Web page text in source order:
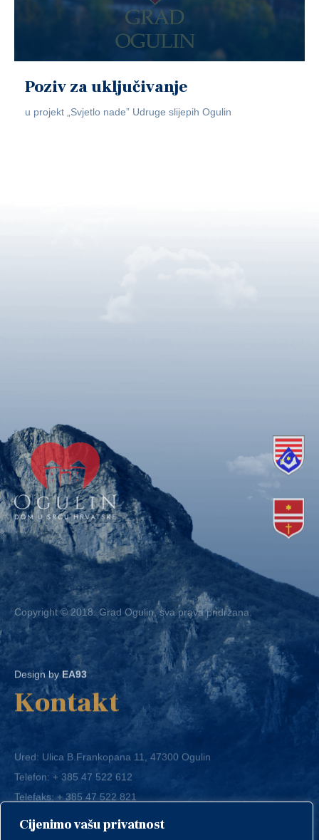
Cijenimo vašu privatnost
Poziv za uključivanje
u projekt „Svjetlo nade” Udruge slijepih Ogulin
Copyright © 2018. Grad Ogulin, sva prava pridržana.
Design byEA93
Kontakt
Ured: Ulica B.Frankopana 11, 47300 Ogulin
Telefon:+ 385 47 522 612
Telefaks:+ 385 47 522 821
E-mail:grad-ogulin@ogulin.hr